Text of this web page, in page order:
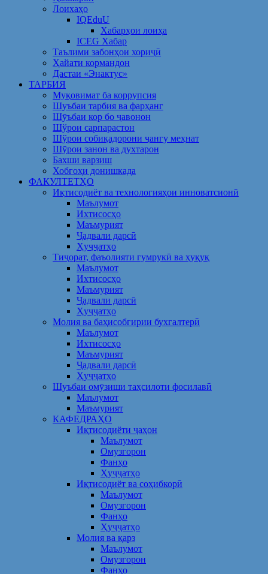
Лоихаҳо
IQEduU
Хабарҳои лоиҳа
ICEG Хабар
Таълими забонҳои хориҷӣ
Ҳайати кормандон
Дастаи «Энактус»
ТАРБИЯ
Муқовимат ба коррупсия
Шуъбаи тарбия ва фарҳанг
Шӯъбаи кор бо ҷавонон
Шўрои сарпарастон
Шўрои собиқадорони ҷангу меҳнат
Шӯрои занон ва духтарон
Бахши варзиш
Хобгоҳи донишкада
ФАКУЛТЕТҲО
Иқтисодиёт ва технологияҳои инноватсионӣ
Маълумот
Ихтисосҳо
Маъмурият
Ҷадвали дарсӣ
Ҳуҷҷатҳо
Тиҷорат, фаъолияти гумрукӣ ва ҳуқуқ
Маълумот
Ихтисосҳо
Маъмурият
Ҷадвали дарсӣ
Ҳуҷҷатҳо
Молия ва баҳисобгирии бухгалтерӣ
Маълумот
Ихтисосҳо
Маъмурият
Ҷадвали дарсӣ
Ҳуҷҷатҳо
Шуъбаи омӯзиши таҳсилоти фосилавӣ
Маълумот
Маъмурият
КАФЕДРАҲО
Иқтисодиёти ҷаҳон
Маълумот
Омузгорон
Фанҳо
Ҳуҷҷатҳо
Иқтисодиёт ва соҳибкорӣ
Маълумот
Омузгорон
Фанҳо
Ҳуҷҷатҳо
Молия ва қарз
Маълумот
Омузгорон
Фанҳо